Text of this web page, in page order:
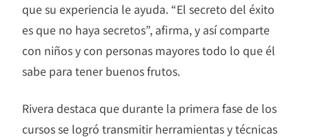
que su experiencia le ayuda. “El secreto del éxito
es que no haya secretos”, afirma, y así comparte
con niños y con personas mayores todo lo que él
sabe para tener buenos frutos.
Rivera destaca que durante la primera fase de los
cursos se logró transmitir herramientas y técnicas